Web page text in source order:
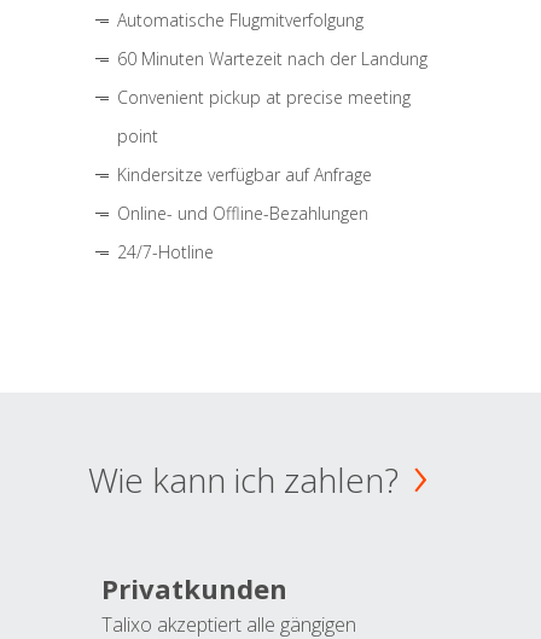
Automatische Flugmitverfolgung
60 Minuten Wartezeit nach der Landung
Convenient pickup at precise meeting
point
Kindersitze verfügbar auf Anfrage
Online- und Offline-Bezahlungen
24/7-Hotline
Wie kann ich zahlen?
Privatkunden
Talixo akzeptiert alle gängigen